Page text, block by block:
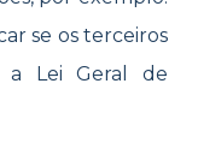
se os terceiros
a Lei Geral de